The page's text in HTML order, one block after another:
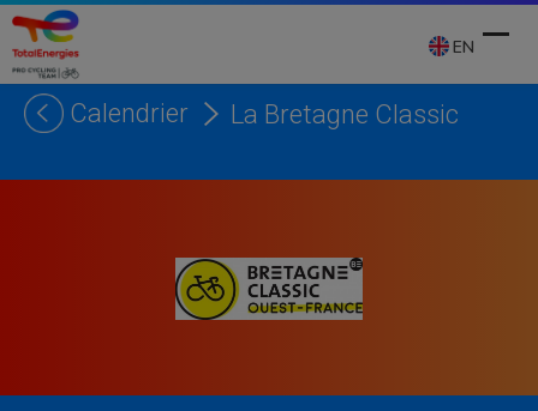
Skip
content
EN
Calendrier La Bretagne Classic